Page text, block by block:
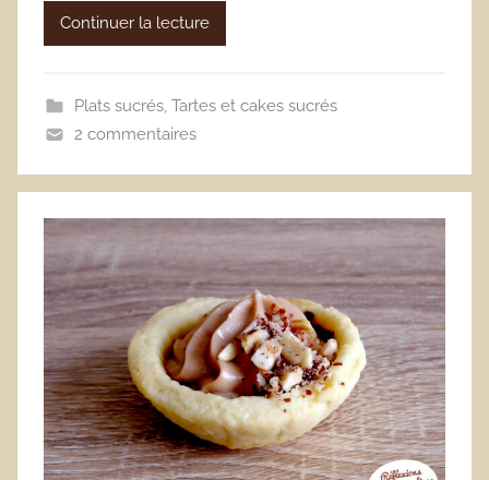
Continuer la lecture
Plats sucrés, Tartes et cakes sucrés
2 commentaires